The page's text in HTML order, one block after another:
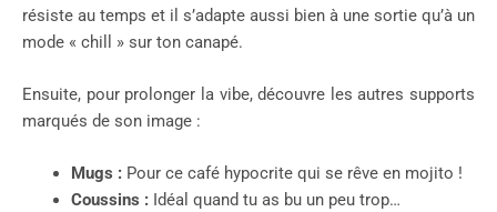
résiste au temps et il s’adapte aussi bien à une sortie qu’à un
mode « chill » sur ton canapé.
Ensuite, pour prolonger la vibe, découvre les autres supports
marqués de son image :
Mugs :Pour ce café hypocrite qui se rêve en mojito !
Coussins :Idéal quand tu as bu un peu trop…